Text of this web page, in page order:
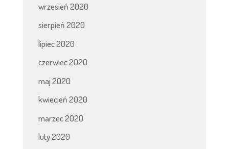
wrzesień 2020
sierpień 2020
lipiec 2020
czerwiec 2020
maj 2020
kwiecień 2020
marzec 2020
luty 2020